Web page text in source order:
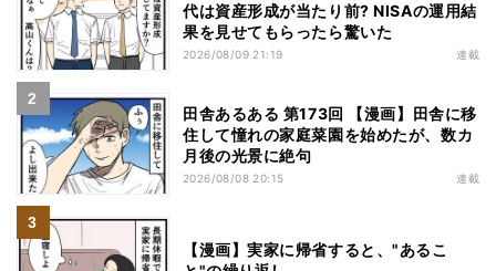
代は資産形成が当たり前? NISAの運用結
果を見せてもらったら驚いた
2026/08/09 21:19 連載
田舎あるある 第173回 【漫画】田舎に移
住して憧れの家庭菜園を始めたが、数カ
月後の光景に絶句
2026/08/08 20:15 連載
【漫画】実家に帰省すると、"あるこ